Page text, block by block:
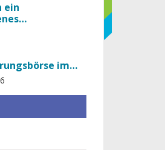
ein
um Krypto-
im
Sicherheit
viele Nutzer